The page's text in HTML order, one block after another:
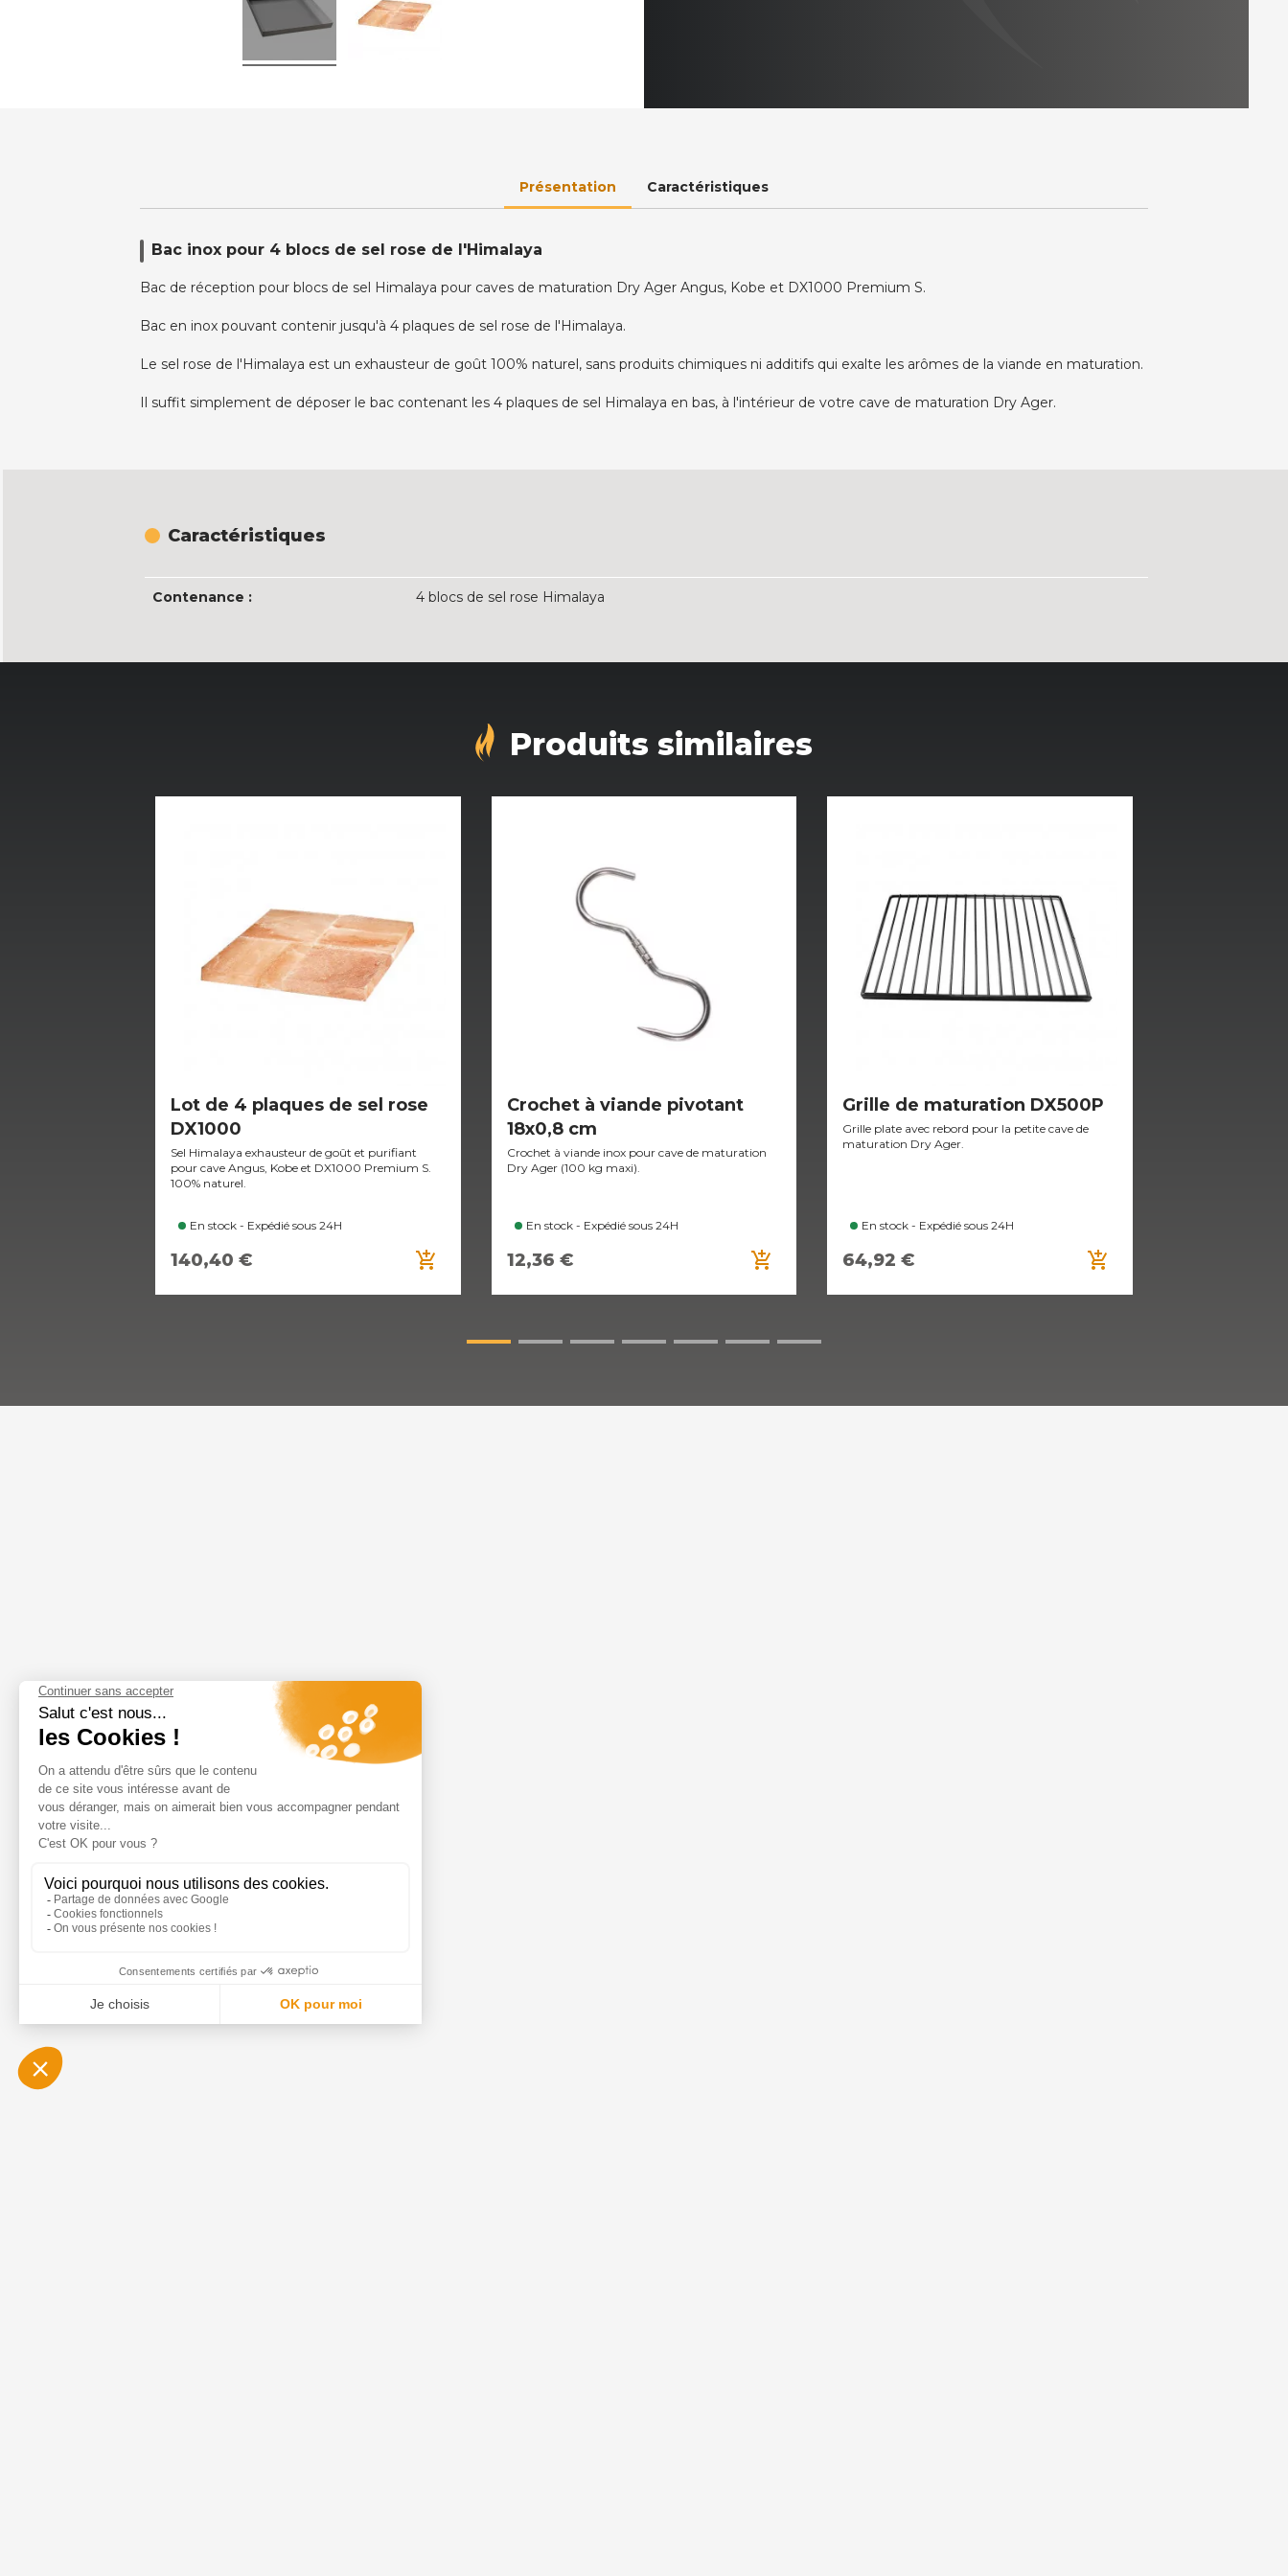
Présentation Caractéristiques
Bac inox pour 4 blocs de sel rose de l'Himalaya
Bac de réception pour blocs de sel Himalaya pour caves de maturation Dry Ager Angus, Kobe et DX1000 Premium S.
Bac en inox pouvant contenir jusqu'à 4 plaques de sel rose de l'Himalaya.
Le sel rose de l'Himalaya est un exhausteur de goût 100% naturel, sans produits chimiques ni additifs qui exalte les arômes de la viande en maturation.
Il suffit simplement de déposer le bac contenant les 4 plaques de sel Himalaya en bas, à l'intérieur de votre cave de maturation Dry Ager.
Caractéristiques
Contenance : 4 blocs de sel rose Himalaya
Produits similaires
Lot de 4 plaques de sel rose
DX1000
Sel Himalaya exhausteur de goût et purifiant
pour cave Angus, Kobe et DX1000 Premium S.
100% naturel.
En stock - Expédié sous 24H
140,40 € add_shopping_cart
Crochet à viande pivotant
18x0,8 cm
Crochet à viande inox pour cave de maturation
Dry Ager (100 kg maxi).
En stock - Expédié sous 24H
12,36 € add_shopping_cart
Grille de maturation DX500P
Grille plate avec rebord pour la petite cave de
maturation Dry Ager.
En stock - Expédié sous 24H
64,92 € add_shopping_cart